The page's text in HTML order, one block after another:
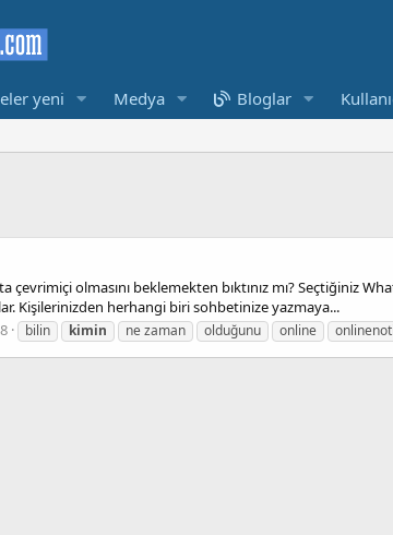
yeni Medya Bloglar
çevrimiçi olmasını beklemekten bıktınız mı? Seçtiğiniz
Kişilerinizden herhangi biri sohbetinize yazmaya...
bilin kimin ne zaman olduğunu online